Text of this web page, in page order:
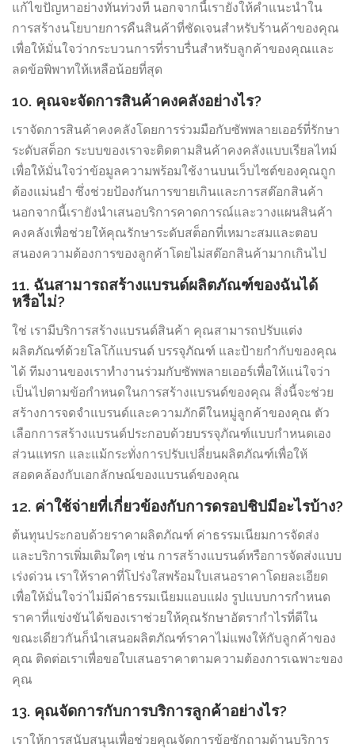
แก้ไขปัญหาอย่างทันท่วงที นอกจากนี้เรายังให้คำแนะนำใน
การสร้างนโยบายการคืนสินค้าที่ชัดเจนสำหรับร้านค้าของคุณ
เพื่อให้มั่นใจว่ากระบวนการที่ราบรื่นสำหรับลูกค้าของคุณและ
ลดข้อพิพาทให้เหลือน้อยที่สุด
10. คุณจะจัดการสินค้าคงคลังอย่างไร?
เราจัดการสินค้าคงคลังโดยการร่วมมือกับซัพพลายเออร์ที่รักษา
ระดับสต็อก ระบบของเราจะติดตามสินค้าคงคลังแบบเรียลไทม์
เพื่อให้มั่นใจว่าข้อมูลความพร้อมใช้งานบนเว็บไซต์ของคุณถูก
ต้องแม่นยำ ซึ่งช่วยป้องกันการขายเกินและการสต๊อกสินค้า
นอกจากนี้เรายังนำเสนอบริการคาดการณ์และวางแผนสินค้า
คงคลังเพื่อช่วยให้คุณรักษาระดับสต็อกที่เหมาะสมและตอบ
สนองความต้องการของลูกค้าโดยไม่สต๊อกสินค้ามากเกินไป
11. ฉันสามารถสร้างแบรนด์ผลิตภัณฑ์ของฉันได้
หรือไม่?
ใช่ เรามีบริการสร้างแบรนด์สินค้า คุณสามารถปรับแต่ง
ผลิตภัณฑ์ด้วยโลโก้แบรนด์ บรรจุภัณฑ์ และป้ายกำกับของคุณ
ได้ ทีมงานของเราทำงานร่วมกับซัพพลายเออร์เพื่อให้แน่ใจว่า
เป็นไปตามข้อกำหนดในการสร้างแบรนด์ของคุณ สิ่งนี้จะช่วย
สร้างการจดจำแบรนด์และความภักดีในหมู่ลูกค้าของคุณ ตัว
เลือกการสร้างแบรนด์ประกอบด้วยบรรจุภัณฑ์แบบกำหนดเอง
ส่วนแทรก และแม้กระทั่งการปรับเปลี่ยนผลิตภัณฑ์เพื่อให้
สอดคล้องกับเอกลักษณ์ของแบรนด์ของคุณ
12. ค่าใช้จ่ายที่เกี่ยวข้องกับการดรอปชิปมีอะไรบ้าง?
ต้นทุนประกอบด้วยราคาผลิตภัณฑ์ ค่าธรรมเนียมการจัดส่ง
และบริการเพิ่มเติมใดๆ เช่น การสร้างแบรนด์หรือการจัดส่งแบบ
เร่งด่วน เราให้ราคาที่โปร่งใสพร้อมใบเสนอราคาโดยละเอียด
เพื่อให้มั่นใจว่าไม่มีค่าธรรมเนียมแอบแฝง รูปแบบการกำหนด
ราคาที่แข่งขันได้ของเราช่วยให้คุณรักษาอัตรากำไรที่ดีใน
ขณะเดียวกันก็นำเสนอผลิตภัณฑ์ราคาไม่แพงให้กับลูกค้าของ
คุณ ติดต่อเราเพื่อขอใบเสนอราคาตามความต้องการเฉพาะของ
คุณ
13. คุณจัดการกับการบริการลูกค้าอย่างไร?
เราให้การสนับสนุนเพื่อช่วยคุณจัดการข้อซักถามด้านบริการ